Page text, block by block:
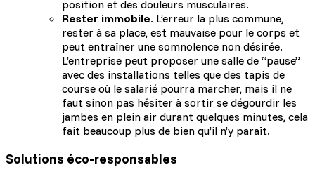
position et des douleurs musculaires.
Rester immobile. L’erreur la plus commune,
rester à sa place, est mauvaise pour le corps et
peut entraîner une somnolence non désirée.
L’entreprise peut proposer une salle de “pause”
avec des installations telles que des tapis de
course où le salarié pourra marcher, mais il ne
faut sinon pas hésiter à sortir se dégourdir les
jambes en plein air durant quelques minutes, cela
fait beaucoup plus de bien qu’il n’y paraît.
Solutions éco-responsables